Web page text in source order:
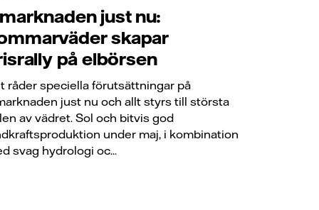
just nu:
skapar
på elbörsen
råder speciella förutsättningar på
just nu och allt styrs till största
av vädret. Sol och bitvis god
under maj, i kombination
svag hydrologi oc...